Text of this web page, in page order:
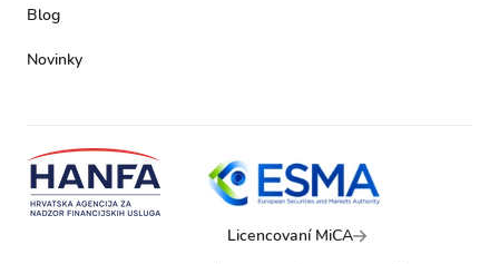
Blog
Novinky
Licencovaní MiCA